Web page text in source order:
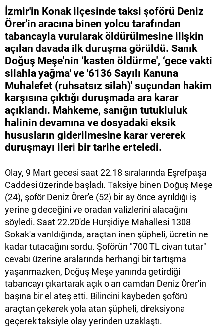
İzmir'in Konak ilçesinde taksi şoförü Deniz
Örer'in aracına binen yolcu tarafından
tabancayla vurularak öldürülmesine ilişkin
açılan davada ilk duruşma görüldü. Sanık
Doğuş Meşe'nin ‘kasten öldürme', ‘gece vakti
silahla yağma' ve '6136 Sayılı Kanuna
Muhalefet (ruhsatsız silah)' suçundan hakim
karşısına çıktığı duruşmada ara karar
açıklandı. Mahkeme, sanığın tutukluluk
halinin devamına ve dosyadaki eksik
hususların giderilmesine karar vererek
duruşmayı ileri bir tarihe erteledi.
Olay, 9 Mart gecesi saat 22.18 sıralarında Eşrefpaşa
Caddesi üzerinde başladı. Taksiye binen Doğuş Meşe
(24), şoför Deniz Örer'e (52) bir ay önce ayrıldığı iş
yerine gideceğini ve oradan valizlerini alacağını
söyledi. Saat 22.20'de Hurşidiye Mahallesi 1308
Sokak'a varıldığında, araçtan inen şüpheli, ücretin ne
kadar tutacağını sordu. Şoförün "700 TL civarı tutar"
cevabı üzerine aralarında herhangi bir tartışma
yaşanmazken, Doğuş Meşe yanında getirdiği
tabancayı çıkartarak açık olan camdan Deniz Örer'in
başına bir el ateş etti. Bilincini kaybeden şoförü
araçtan çekerek yola atan şüpheli, direksiyona
geçerek taksiyle olay yerinden uzaklaştı.